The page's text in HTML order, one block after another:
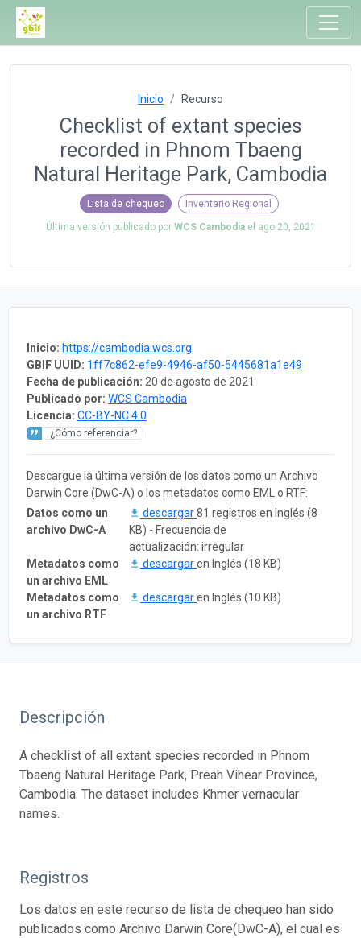
Inicio Recurso
Checklist of extant species
recorded in Phnom Tbaeng
Natural Heritage Park, Cambodia
Lista de chequeo Inventario Regional
Última versión publicado por WCS Cambodiael ago 20, 2021
Inicio: https://cambodia.wcs.org
GBIF UUID: 1ff7c862-efe9-4946-af50-5445681a1e49
Fecha de publicación: 20 de agosto de 2021
Publicado por: WCS Cambodia
Licencia: CC-BY-NC 4.0
¿Cómo referenciar?
Descargue la última versión de los datos como un Archivo
Darwin Core (DwC-A) o los metadatos como EML o RTF:
Datos como un
archivo DwC-A
descargar81 registros en Inglés (8
KB) - Frecuencia de
actualización: irregular
Metadatos como
un archivo EML
descargaren Inglés (18 KB)
Metadatos como
un archivo RTF
descargaren Inglés (10 KB)
Descripción
A checklist of all extant species recorded in Phnom
Tbaeng Natural Heritage Park, Preah Vihear Province,
Cambodia. The dataset includes Khmer vernacular
names.
Registros
Los datos en este recurso de lista de chequeo han sido
publicados como Archivo Darwin Core(DwC-A), el cual es